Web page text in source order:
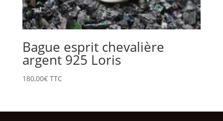
Bague esprit chevalière
argent 925 Loris
180,00€ TTC